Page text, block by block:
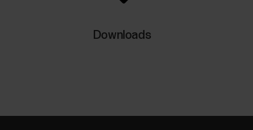
Downloads